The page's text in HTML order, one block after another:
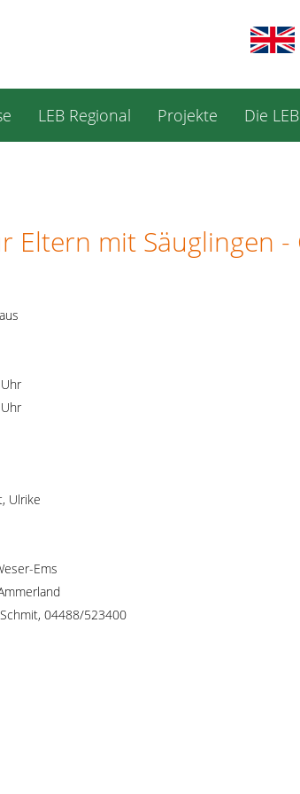
LEB Regional Projekte Die LEB
Eltern mit Säuglingen -
Ulrike
Ems
04488/523400